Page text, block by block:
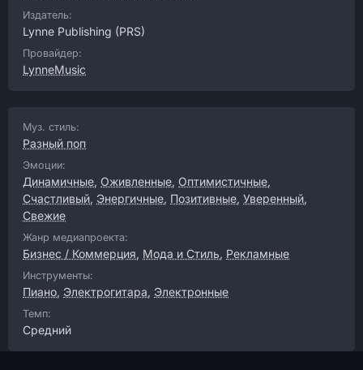
Издатель:
Lynne Publishing (PRS)
Провайдер:
LynneMusic
Муз. стиль:
Разный поп
Эмоции:
Динамичные, Оживленные, Оптимистичные,
Счастливый, Энергичные, Позитивные, Уверенный,
Свежие
Жанр медиапроекта:
Бизнес / Коммерция, Мода и Стиль, Рекламные
Инструменты:
Пиано, Электрогитара, Электронные
Темп:
Средний